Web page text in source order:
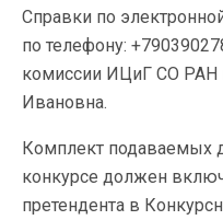
Справки по
по телефону:
комиссии ИЦиГ СО РАН
Ивановна.
Комплект подаваемых
конкурсе должен
претендента в